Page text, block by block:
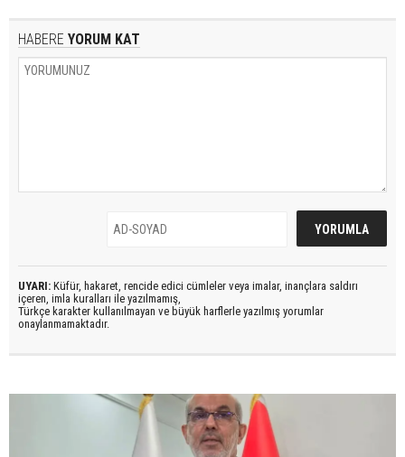
HABERE YORUM KAT
UYARI: Küfür, hakaret, rencide edici cümleler veya imalar, inançlara saldırı
içeren, imla kuralları ile yazılmamış,
Türkçe karakter kullanılmayan ve büyük harflerle yazılmış yorumlar
onaylanmamaktadır.